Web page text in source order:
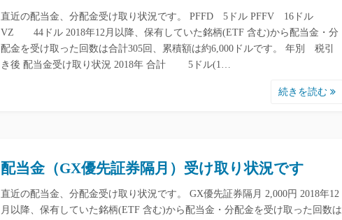
直近の配当金、分配金受け取り状況です。 PFFD 5ドル PFFV 16ドル
VZ 44ドル 2018年12月以降、保有していた銘柄(ETF 含む)から配当金・分
配金を受け取った回数は合計305回、累積額は約6,000ドルです。 年別 税引
き後 配当金受け取り状況 2018年 合計 5ドル(1…
続きを読む
配当金（GX優先証券隔月）受け取り状況です
直近の配当金、分配金受け取り状況です。 GX優先証券隔月 2,000円 2018年12
月以降、保有していた銘柄(ETF 含む)から配当金・分配金を受け取った回数は